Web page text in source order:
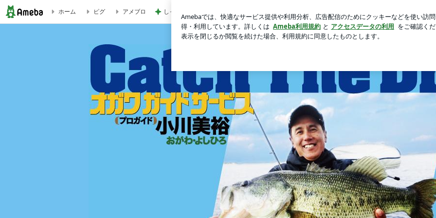
2026九頭竜川サクラマス閉幕 | 琵琶湖ガイド 小川美裕のCatchTheDream
ホーム ピグ アメブロ しっかりした方が好まれるエアライン 新規登録